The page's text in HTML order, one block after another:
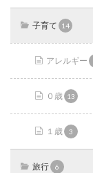
子育て 14
アレルギー
０歳 13
１歳 3
旅行 6